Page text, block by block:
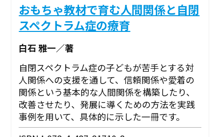
おもちゃ教材で育む人間関係と自閉
スペクトラム症の療育
白石 雅一／著
自閉スペクトラム症の子どもが苦手とする対
人関係への支援を通して、信頼関係や愛着の
関係という基本的な人間関係を構築したり、
改善させたり、発展に導くための方法を実践
事例を用いて、具体的に示した一冊です。